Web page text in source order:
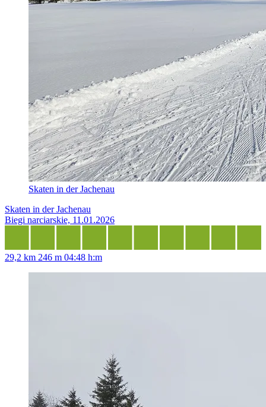
Skaten in der Jachenau
Skaten in der Jachenau
Biegi narciarskie, 11.01.2026
29,2 km 246 m 04:48 h:m